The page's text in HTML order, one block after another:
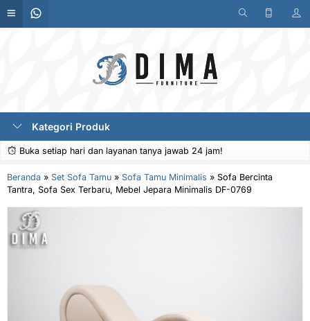
Kategori Produk
Buka setiap hari dan layanan tanya jawab 24 jam!
Beranda » Set Sofa Tamu » Sofa Tamu Minimalis » Sofa Bercinta
Tantra, Sofa Sex Terbaru, Mebel Jepara Minimalis DF-0769